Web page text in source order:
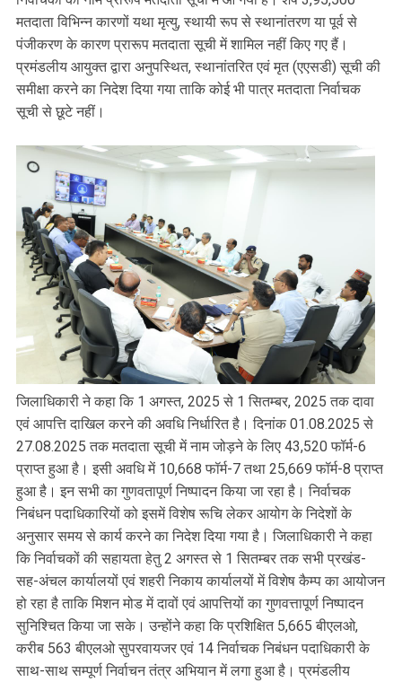
मतदाता विभिन्न कारणों यथा मृत्यु, स्थायी रूप से स्थानांतरण या पूर्व से
पंजीकरण के कारण प्रारूप मतदाता सूची में शामिल नहीं किए गए हैं।
प्रमंडलीय आयुक्त द्वारा अनुपस्थित, स्थानांतरित एवं मृत (एएसडी) सूची की
समीक्षा करने का निदेश दिया गया ताकि कोई भी पात्र मतदाता निर्वाचक
सूची से छूटे नहीं।
जिलाधिकारी ने कहा कि 1 अगस्त, 2025 से 1 सितम्बर, 2025 तक दावा
एवं आपत्ति दाखिल करने की अवधि निर्धारित है। दिनांक 01.08.2025 से
27.08.2025 तक मतदाता सूची में नाम जोड़ने के लिए 43,520 फॉर्म-6
प्राप्त हुआ है। इसी अवधि में 10,668 फॉर्म-7 तथा 25,669 फॉर्म-8 प्राप्त
हुआ है। इन सभी का गुणवतापूर्ण निष्पादन किया जा रहा है। निर्वाचक
निबंधन पदाधिकारियों को इसमें विशेष रूचि लेकर आयोग के निदेशों के
अनुसार समय से कार्य करने का निदेश दिया गया है। जिलाधिकारी ने कहा
कि निर्वाचकों की सहायता हेतु 2 अगस्त से 1 सितम्बर तक सभी प्रखंड-
सह-अंचल कार्यालयों एवं शहरी निकाय कार्यालयों में विशेष कैम्प का आयोजन
हो रहा है ताकि मिशन मोड में दावों एवं आपत्तियों का गुणवत्तापूर्ण निष्पादन
सुनिश्चित किया जा सके। उन्होंने कहा कि प्रशिक्षित 5,665 बीएलओ,
करीब 563 बीएलओ सुपरवायजर एवं 14 निर्वाचक निबंधन पदाधिकारी के
साथ-साथ सम्पूर्ण निर्वाचन तंत्र अभियान में लगा हुआ है। प्रमंडलीय